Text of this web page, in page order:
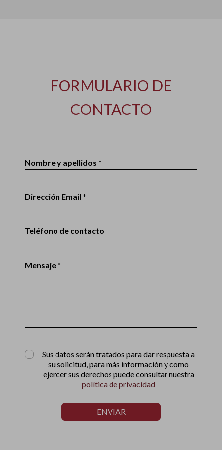
FORMULARIO DE
CONTACTO
Nombre y apellidos *
Dirección Email *
Teléfono de contacto
Mensaje *
Sus datos serán tratados para dar respuesta a
su solicitud, para más información y como
ejercer sus derechos puede consultar nuestra
política de privacidad
ENVIAR